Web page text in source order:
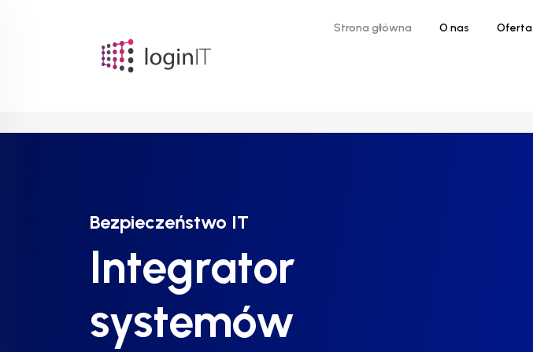
Strona główna O nas Oferta
Bezpieczeństwo IT
Integrator
systemów
Bezpieczeństwo IT
Integrator
systemów
Bezpieczeństwo IT
Integrator
systemów